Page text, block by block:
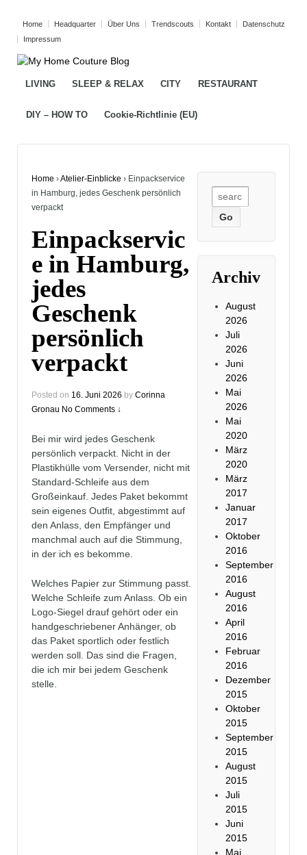
Home Headquarter Über Uns Trendscouts Kontakt
Datenschutz
Impressum
LIVING SLEEP & RELAX CITY RESTAURANT
DIY – HOW TO Cookie-Richtlinie (EU)
Home ›Atelier-Einblicke › Einpackservice
in Hamburg, jedes Geschenk persönlich
verpackt
Einpackservic
e in Hamburg,
jedes
Geschenk
persönlich
verpackt
Posted on 16. Juni 2026 by Corinna
Gronau No Comments ↓
Bei mir wird jedes Geschenk
persönlich verpackt. Nicht in der
Plastikhülle vom Versender, nicht mit
Standard-Schleife aus dem
Großeinkauf. Jedes Paket bekommt
sein eigenes Outfit, abgestimmt auf
den Anlass, den Empfänger und
manchmal auch auf die Stimmung,
in der ich es bekomme.
Welches Papier zur Stimmung passt.
Welche Schleife zum Anlass. Ob ein
Logo-Siegel drauf gehört oder ein
handgeschriebener Anhänger, ob
das Paket sportlich oder festlich
werden soll. Das sind die Fragen,
die ich mir bei jedem Geschenk
stelle.
for:
Archiv
August
2026
Juli
2026
Juni
2026
Mai
2026
Mai
2020
März
2020
März
2017
Januar
2017
Oktober
2016
September
2016
August
2016
April
2016
Februar
2016
Dezember
2015
Oktober
2015
September
2015
August
2015
Juli
2015
Juni
2015
Mai